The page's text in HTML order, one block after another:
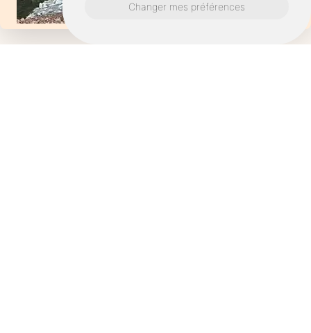
Changer mes préférences